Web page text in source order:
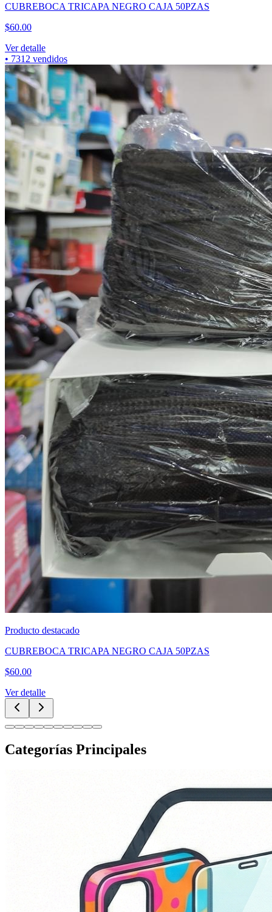
CUBREBOCA TRICAPA NEGRO CAJA 50PZAS
$60.00
Ver detalle
• 7312 vendidos
Producto destacado
CUBREBOCA TRICAPA NEGRO CAJA 50PZAS
$60.00
Ver detalle
Categorías Principales